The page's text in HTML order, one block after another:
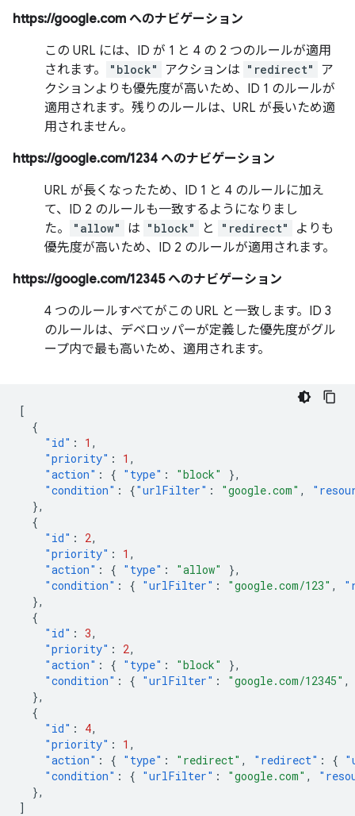
https://google.com へのナビゲーション
この URL には、ID が 1 と 4 の 2 つのルールが適用
されます。
"block" アクションは "redirect"
ア
クションよりも優先度が高いため、ID 1 のルールが
適用されます。残りのルールは、URL が長いため適
用されません。
https://google.com/1234 へのナビゲーション
URL が長くなったため、ID 1 と 4 のルールに加え
て、ID 2 のルールも一致するようになりまし
た。
"allow" は "block" と "redirect"
よりも
優先度が高いため、ID 2 のルールが適用されます。
https://google.com/12345 へのナビゲーション
4 つのルールすべてがこの URL と一致します。ID 3
のルールは、デベロッパーが定義した優先度がグル
ープ内で最も高いため、適用されます。
[
{
"id" : 1 ,
"priority" : 1 ,
"action" : { "type" : "block"
},
"condition" : {"urlFilter" : "google.com" ,
},
{
"id" : 2,
"priority" : 1 ,
"action" : { "type" : "allow"
},
"condition" : { "urlFilter" : "google.com/123" ,
},
{
"id" : 3,
"priority" : 2,
"action" : { "type" : "block"
},
"condition" : { "urlFilter" : "google.com/12345" ,
},
{
"id" : 4,
"priority" : 1 ,
"action" : { "type" : "redirect" , "redirect" : {
"condition" : { "urlFilter" : "google.com" ,
},
]